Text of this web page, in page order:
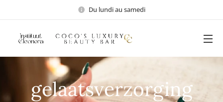
Du lundi au samedi
gelaatsverzorging